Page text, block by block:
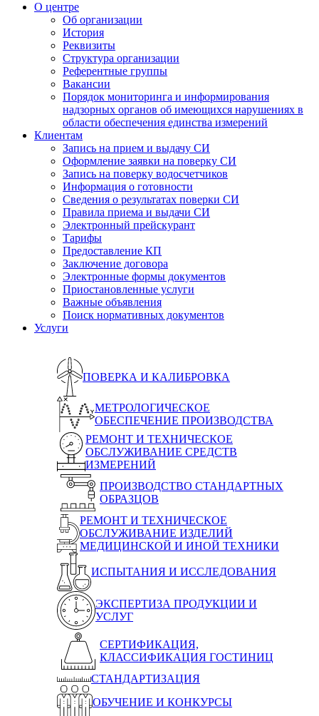
О центре
Об организации
История
Реквизиты
Структура организации
Референтные группы
Вакансии
Порядок мониторинга и информирования
надзорных органов об имеющихся нарушениях в
области обеспечения единства измерений
Клиентам
Запись на прием и выдачу СИ
Оформление заявки на поверку СИ
Запись на поверку водосчетчиков
Информация о готовности
Сведения о результатах поверки СИ
Правила приема и выдачи СИ
Электронный прейскурант
Тарифы
Предоставление КП
Заключение договора
Электронные формы документов
Приостановленные услуги
Важные объявления
Поиск нормативных документов
Услуги
ПОВЕРКА И КАЛИБРОВКА
МЕТРОЛОГИЧЕСКОЕ
ОБЕСПЕЧЕНИЕ ПРОИЗВОДСТВА
РЕМОНТ И ТЕХНИЧЕСКОЕ
ОБСЛУЖИВАНИЕ СРЕДСТВ
ИЗМЕРЕНИЙ
ПРОИЗВОДСТВО СТАНДАРТНЫХ
ОБРАЗЦОВ
РЕМОНТ И ТЕХНИЧЕСКОЕ
ОБСЛУЖИВАНИЕ ИЗДЕЛИЙ
МЕДИЦИНСКОЙ И ИНОЙ ТЕХНИКИ
ИСПЫТАНИЯ И ИССЛЕДОВАНИЯ
ЭКСПЕРТИЗА ПРОДУКЦИИ И
УСЛУГ
СЕРТИФИКАЦИЯ,
КЛАССИФИКАЦИЯ ГОСТИНИЦ
СТАНДАРТИЗАЦИЯ
ОБУЧЕНИЕ И КОНКУРСЫ